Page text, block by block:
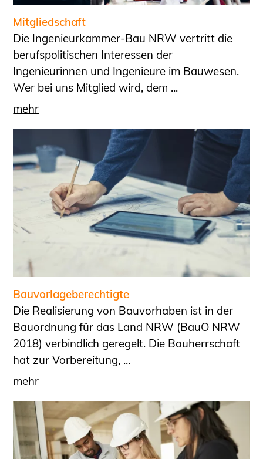
Sachkundige für Zustands- und
Funktionsprüfung privater
Abwasserleitungen
Vereinbarungen mit
Ingenieurkammern
Büronachfolge
Zusatzqualifikationen
Geschützter Bereich
Informationen für Auftraggeber und
Verbraucher
Ingenieursuche (Mitglieder der IK-Bau
NRW)
Fachlisten
Bauherren-ABC
Informationen für Schülerinnen,
Schüler und Studierende
START.ING. Das Studierenden Praxis-
Programm
Wissenswertes für Studierende
Wettbewerbe für Studierende
BLING.BLING.
Kammer Newsletter
Presse
Kontakt und Anfahrt
Impressum
Mitgliedschaft
Die Ingenieurkammer-Bau NRW vertritt die
berufspolitischen Interessen der
Ingenieurinnen und Ingenieure im Bauwesen.
Wer bei uns Mitglied wird, dem ...
mehr
Bauvorlageberechtigte
Die Realisierung von Bauvorhaben ist in der
Bauordnung für das Land NRW (BauO NRW
2018) verbindlich geregelt. Die Bauherrschaft
hat zur Vorbereitung, ...
mehr